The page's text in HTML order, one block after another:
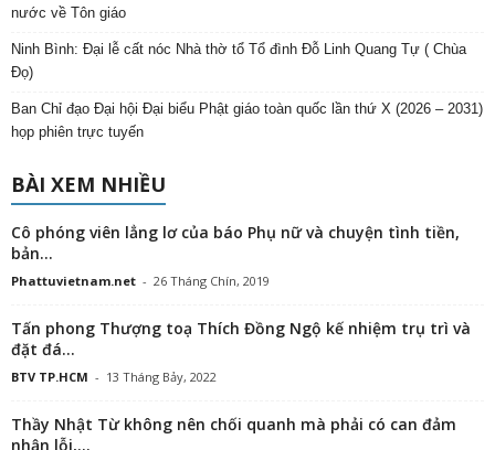
nước về Tôn giáo
Ninh Bình: Đại lễ cất nóc Nhà thờ tổ Tổ đình Đỗ Linh Quang Tự ( Chùa
Đọ)
Ban Chỉ đạo Đại hội Đại biểu Phật giáo toàn quốc lần thứ X (2026 – 2031)
họp phiên trực tuyến
BÀI XEM NHIỀU
Cô phóng viên lẳng lơ của báo Phụ nữ và chuyện tình tiền,
bản...
Phattuvietnam.net - 26 Tháng Chín, 2019
Tấn phong Thượng toạ Thích Đồng Ngộ kế nhiệm trụ trì và
đặt đá...
BTV TP.HCM - 13 Tháng Bảy, 2022
Thầy Nhật Từ không nên chối quanh mà phải có can đảm
nhận lỗi,...